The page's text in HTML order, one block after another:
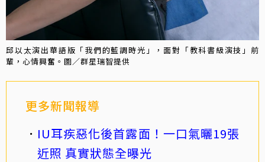
邱以太演出華語版「我們的藍調時光」，面對「教科書級演技」前
輩，心情興奮。圖／群星瑞智提供
更多新聞報導
IU耳疾惡化後首露面！一口氣曬19張
近照 真實狀態全曝光